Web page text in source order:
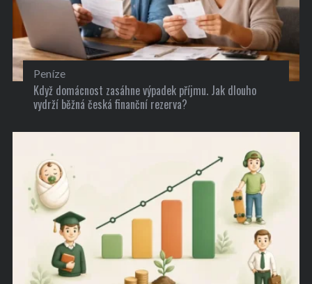
Peníze
Když domácnost zasáhne výpadek příjmu. Jak dlouho
vydrží běžná česká finanční rezerva?